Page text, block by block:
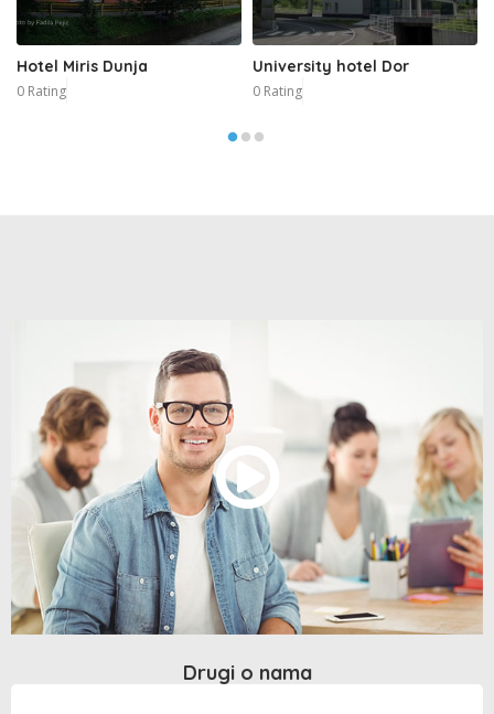
Hotel Miris Dunja
0 Rating
University hotel Dor
0 Rating
Drugi o nama